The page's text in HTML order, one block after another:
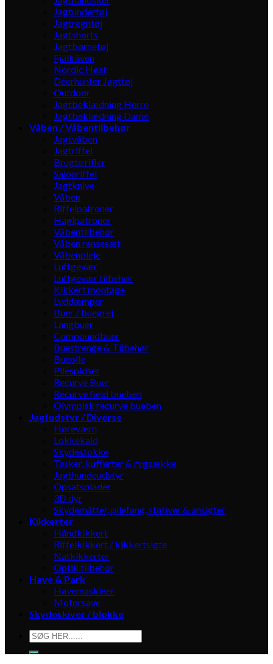
Jagtundertøj
Jagtregntøj
Jagtshorts
Jagtbørnetøj
Fjällräven
Nordic Heat
Deerhunter Jagttøj
Outdoor
Jagtbeklædning Herre
Jagtbeklædning Dame
Våben / Våbentilbehør
Jagtvåben
Jagtriffel
Brugte rifler
Salonriffel
Jagtknive
Våben
Riffelpatroner
Haglpatroner
Våbentilbehør
Våben rensesæt
Våbenpleje
Luftgevær
Luftgevær tilbehør
Kikkert montage
Lyddæmper
Buer / buegrej
Langbuer
Compoundbuer
Buestrenge & Tilbehør
Buepile
Pilespidser
Recurve Buer
Recurve field bueben
Olympisk recurve bueben
Jagtudstyr / Diverse
Høreværn
Lokkekald
Skydestokke
Tasker, kufferter & rygsække
Jagthundeudstyr
Opsatsplader
3D dyr
Skydemåtter, pilefang, stativer & ansigter
Kikkerter
Håndkikkert
Riffelkikkert / kikkertsigte
Natkikkerter
Optik tilbehør
Have & Park
Havemaskiner
Motorsave
Skydeskiver / blokke
Søg
efter: